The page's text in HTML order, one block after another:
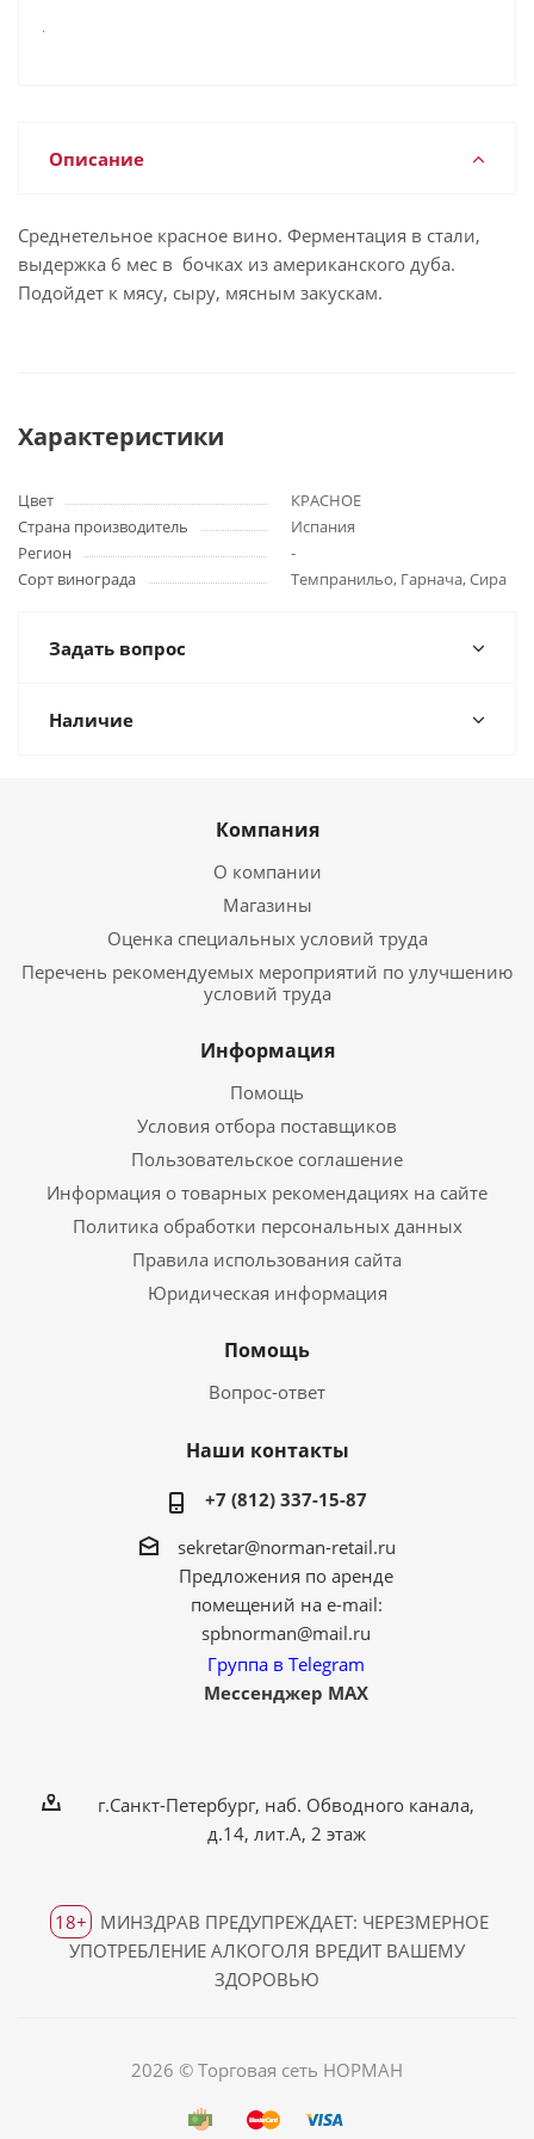
.
Описание
Среднетельное красное вино. Ферментация в стали,
выдержка 6 мес в бочках из американского дуба.
Подойдет к мясу, сыру, мясным закускам.
Характеристики
Цвет
КРАСНОЕ
Страна производитель
Испания
Регион
-
Сорт винограда
Темпранильо, Гарнача, Сира
Задать вопрос
Наличие
Компания
О компании
Магазины
Оценка специальных условий труда
Перечень рекомендуемых мероприятий по улучшению
условий труда
Информация
Помощь
Условия отбора поставщиков
Пользовательское соглашение
Информация о товарных рекомендациях на сайте
Политика обработки персональных данных
Правила использования сайта
Юридическая информация
Помощь
Вопрос-ответ
Наши контакты
+7 (812) 337-15-87
sekretar@norman-retail.ru
Предложения по аренде
помещений на e-mail:
spbnorman@mail.ru
Группа в Telegram
Мессенджер MAX
г.Санкт-Петербург, наб. Обводного канала,
д.14, лит.А, 2 этаж
18+
МИНЗДРАВ ПРЕДУПРЕЖДАЕТ: ЧЕРЕЗМЕРНОЕ
УПОТРЕБЛЕНИЕ АЛКОГОЛЯ ВРЕДИТ ВАШЕМУ
ЗДОРОВЬЮ
2026 © Торговая сеть НОРМАН